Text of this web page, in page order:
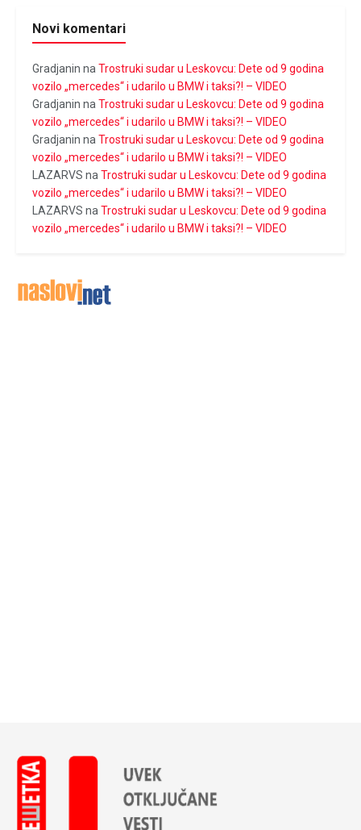
Novi komentari
Gradjanin na Trostruki sudar u Leskovcu: Dete od 9 godina
vozilo „mercedes“ i udarilo u BMW i taksi?! – VIDEO
Gradjanin na Trostruki sudar u Leskovcu: Dete od 9 godina
vozilo „mercedes“ i udarilo u BMW i taksi?! – VIDEO
Gradjanin na Trostruki sudar u Leskovcu: Dete od 9 godina
vozilo „mercedes“ i udarilo u BMW i taksi?! – VIDEO
LAZARVS na Trostruki sudar u Leskovcu: Dete od 9 godina
vozilo „mercedes“ i udarilo u BMW i taksi?! – VIDEO
LAZARVS na Trostruki sudar u Leskovcu: Dete od 9 godina
vozilo „mercedes“ i udarilo u BMW i taksi?! – VIDEO